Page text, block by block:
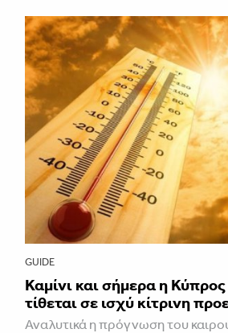
GUIDE
Καμίνι και σήμερα η
τίθεται σε ισχύ κίτρινη
Αναλυτικά η πρόγνωση του